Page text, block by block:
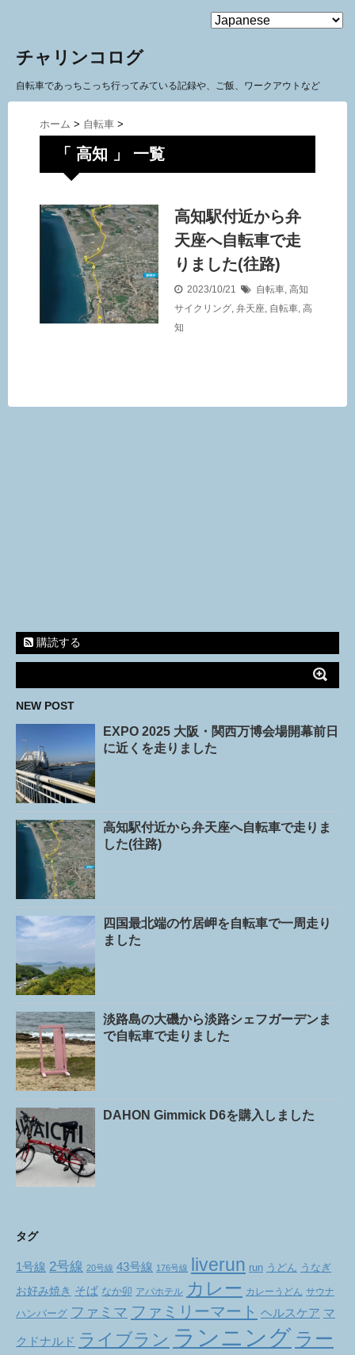
MENU
チャリンコログ
自転車であっちこっち行ってみている記録や、ご飯、ワークアウトなど
ホーム > 自転車 >
「 高知 」 一覧
高知駅付近から弁
天座へ自転車で走
りました(往路)
2023/10/21 自転車, 高知
サイクリング, 弁天座, 自転車, 高
知
購読する
NEW POST
EXPO 2025 大阪・関西万博会場開幕前日
に近くを走りました
高知駅付近から弁天座へ自転車で走りま
した(往路)
四国最北端の竹居岬を自転車で一周走り
ました
淡路島の大磯から淡路シェフガーデンま
で自転車で走りました
DAHON Gimmick D6を購入しました
タグ
1号線 2号線 20号線 43号線 176号線 liverun run うどん うなぎ
お好み焼き そば なか卯 アパホテル カレー カレーうどん サウナ
ハンバーグ ファミマ ファミリーマート ヘルスケア マ
クドナルド ライブラン ランニング ラー